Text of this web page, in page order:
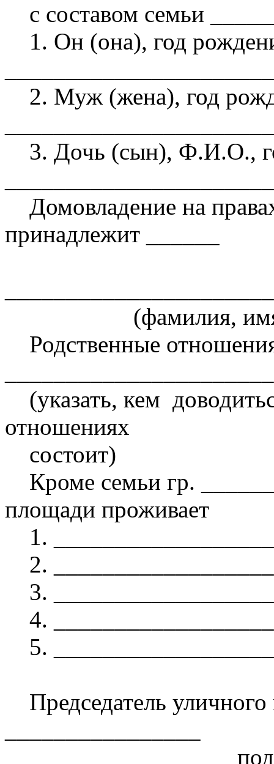
с составом семьи
1. Он (она), год
2. Муж (жена), год
3. Дочь (сын), Ф.И.О.,
Домовладение на
принадлежит ______
(фамилия, имя,
Родственные
(указать, кем
отношениях
состоит)
Кроме семьи гр.
площади проживает
1.
2.
3.
4.
5.
Председатель